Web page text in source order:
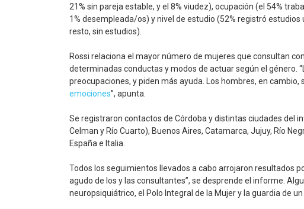
21% sin pareja estable, y el 8% viudez), ocupación (el 54%
1% desempleada/os) y nivel de estudio (52% registró estudios
resto, sin estudios).
Rossi relaciona el mayor número de mujeres que consultan
determinadas conductas y modos de actuar según el género.
preocupaciones, y piden más ayuda. Los hombres, en
emociones”, apunta.
Se registraron contactos de Córdoba y distintas ciudades del
Celman y Río Cuarto), Buenos Aires, Catamarca, Jujuy, Río
España e Italia.
Todos los seguimientos llevados a cabo arrojaron resultados
agudo de los y las consultantes”, se desprende el informe.
neuropsiquiátrico, el Polo Integral de la Mujer y la guardia de